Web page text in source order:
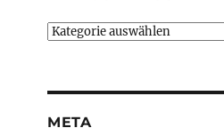
Kategorieauswahl
META